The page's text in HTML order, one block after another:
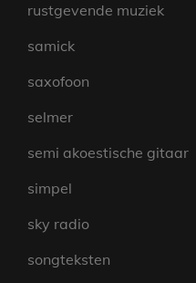
rustgevende muziek
samick
saxofoon
selmer
semi akoestische gitaar
simpel
sky radio
songteksten